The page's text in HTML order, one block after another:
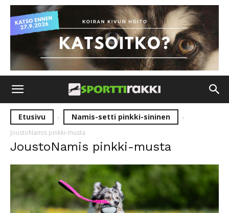
Etusivu Namis-setti pinkki-sininen
JoustoNamis pinkki-musta
JoustoNamis pinkki-musta